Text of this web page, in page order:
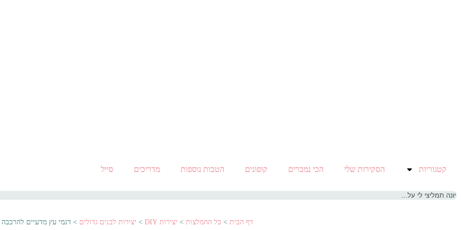
קטגוריות הסקירות שלי הכי נמכרים קופונים הטבות נוספות מדריכים סייל
דף הבית > כל ההמלצות > יצירות DIY > יצירות לבנים גדולים > דגמי עץ מדעיים להרכבה